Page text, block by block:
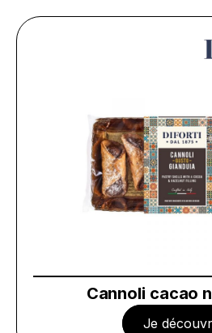
Cannoli cacao
Je